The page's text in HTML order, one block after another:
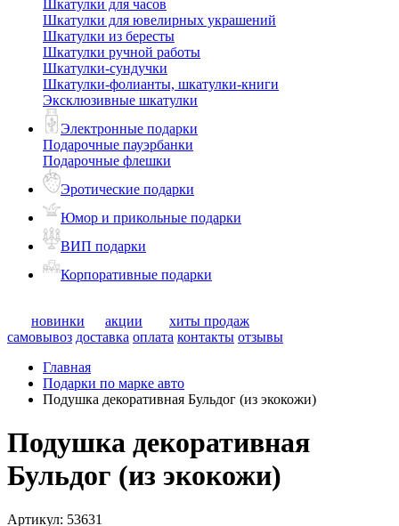
Шкатулки для часов
Шкатулки для ювелирных украшений
Шкатулки из бересты
Шкатулки ручной работы
Шкатулки-сундучки
Шкатулки-фолианты, шкатулки-книги
Эксклюзивные шкатулки
Электронные подарки
Подарочные пауэрбанки
Подарочные флешки
Эротические подарки
Юмор и прикольные подарки
ВИП подарки
Корпоративные подарки
новинки акции
хиты продаж
самовывоз доставка оплата контакты отзывы
Главная
Подарки по марке авто
Подушка декоративная Бульдог (из экокожи)
Подушка декоративная
Бульдог (из экокожи)
Артикул: 53631